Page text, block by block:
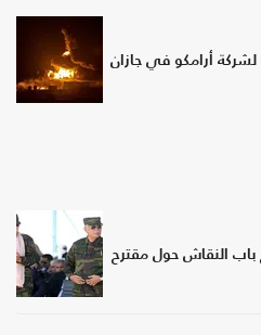
لشركة أرامكو في جازان
باب النقاش حول مقترح